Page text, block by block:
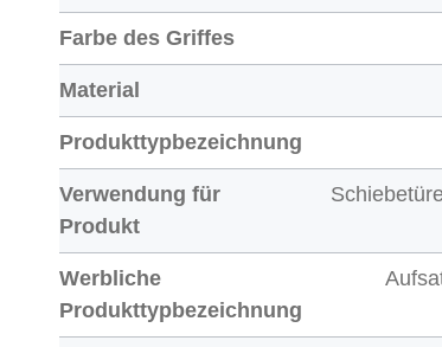
Farbe des Griffes
Material
Produkttypbezeichnung
Verwendung für
Produkt
Werbliche
Produkttypbezeichnung